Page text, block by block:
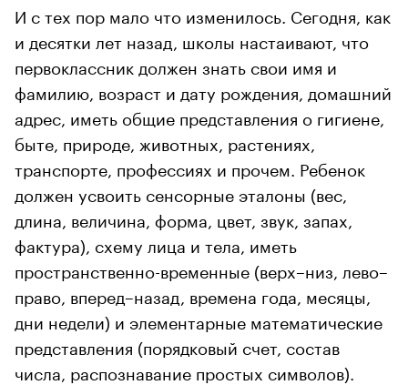
И с тех пор мало что изменилось. Сегодня, как
и десятки лет назад, школы настаивают, что
первоклассник должен знать свои имя и
фамилию, возраст и дату рождения, домашний
адрес, иметь общие представления о гигиене,
быте, природе, животных, растениях,
транспорте, профессиях и прочем. Ребенок
должен усвоить сенсорные эталоны (вес,
длина, величина, форма, цвет, звук, запах,
фактура), схему лица и тела, иметь
пространственно-временные (верх–низ, лево–
право, вперед–назад, времена года, месяцы,
дни недели) и элементарные математические
представления (порядковый счет, состав
числа, распознавание простых символов).